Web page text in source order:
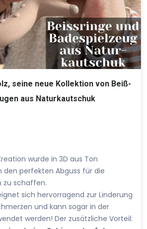
seine neue Kollektion von Beiß-
aus Naturkautschuk
wurde in 3D aus Ton
perfekten Abguss für die
zu schaffen.
sich hervorragend zur Linderung
und kann sogar in der
werden! Der zusätzliche Vorteil: